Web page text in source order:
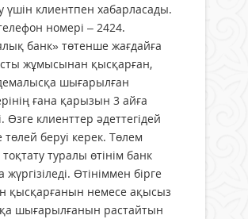
үшін клиентпен хабарласады.
номері – 2424.
банк» төтенше жағ­дайға
жұмысынан қыс­қарған,
шығарылған
ғана қарызын 3 айға
Өзге клиенттер әдеттегідей
төлей беруі керек. Төлем
тоқтату туралы өтінім банк
Өтініммен бірге
қысқарғанын немесе ақысыз
шығарылғанын растайтын